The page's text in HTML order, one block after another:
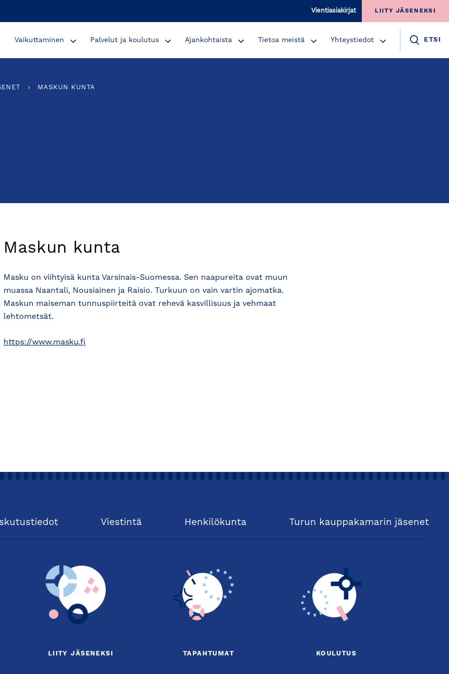
Vientiasiakirjat LIITY JÄSENEKSI
Vaikuttaminen Palvelut ja koulutus Ajankohtaista Tietoa meistä Yhteystiedot ETSI
› MASKUN KUNTA
Maskun kunta
Masku on viihtyisä kunta Varsinais-Suomessa. Sen naapureita ovat muun
muassa Naantali, Nousiainen ja Raisio. Turkuun on vain vartin ajomatka.
Maskun maiseman tunnuspiirteitä ovat rehevä kasvillisuus ja vehmaat
lehtometsät.
https://www.masku.fi
Viestintä Henkilökunta Turun kauppakamarin jäsenet
LIITY JÄSENEKSI TAPAHTUMAT KOULUTUS